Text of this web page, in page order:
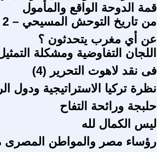
قمة الدوحة الواقع والمأمول
من تاريخ التوحش المسيحي – 2
عن أي مغرب يتحدثون ؟
اللجان التفاوضية ومشكلة
فى نقد لاهوت التحرير (4)
نظرة تركيا الاستراتيجية ودول
حلبجة ورائحة التفاح
ليس الكمال لله
رؤساء مصر والمواطن المصرى